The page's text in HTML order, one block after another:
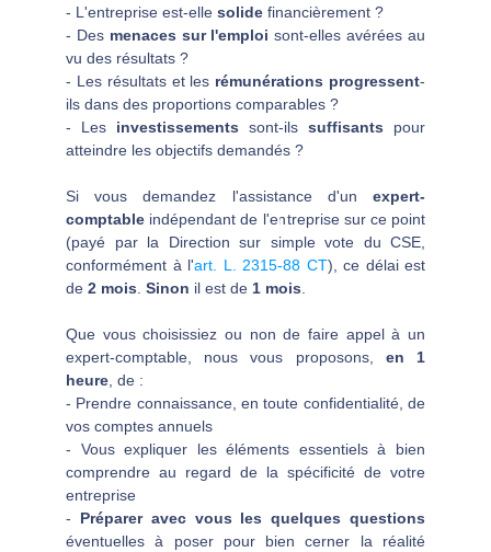
- L'entreprise est-elle solide financièrement ?
- Des menaces sur l'emploi sont-elles avérées au
vu des résultats ?
- Les résultats et les rémunérations progressent-
ils dans des proportions comparables ?
- Les investissements sont-ils suffisants pour
atteindre les objectifs demandés ?
Si vous demandez l'assistance d'un expert-
comptable indépendant de l'entreprise sur ce point
(payé par la Direction sur simple vote du CSE,
conformément à l'art. L. 2315-88 CT), ce délai est
de 2 mois Sinon il est de 1 mois
Que vous choisissiez ou non de faire appel à un
expert-comptable, nous vous proposons, en 1
heure , de :
- Prendre connaissance, en toute confidentialité, de
vos comptes annuels
- Vous expliquer les éléments essentiels à bien
comprendre au regard de la spécificité de votre
entreprise
- Préparer avec vous les quelques questions
éventuelles à poser pour bien cerner la réalité